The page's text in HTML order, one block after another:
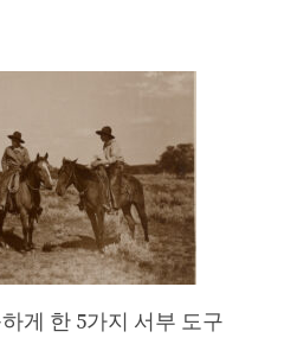
게 한 5가지 서부 도구